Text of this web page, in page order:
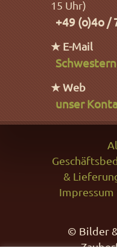
15 Uhr)
+49 (o)4o /
★ E-Mail
★ Web
unser
&
Impressum
© Bilder